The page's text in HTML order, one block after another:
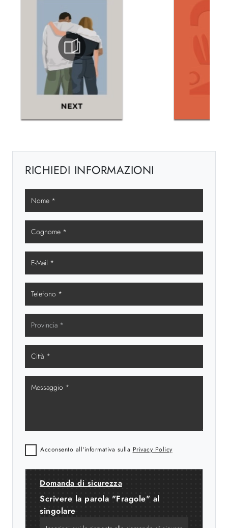
RICHIEDI INFORMAZIONI
Acconsento all'informativa sulla Privacy Policy
Domanda di sicurezza
Scrivere la parola "Fragole" al
singolare